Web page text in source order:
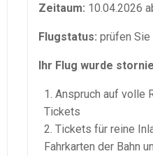
Zeitaum: 10.04.2026
Flugstatus: prüfen
Ihr Flug wurde
Anspruch auf volle
Tickets
Tickets für reine
Fahrkarten der Bahn